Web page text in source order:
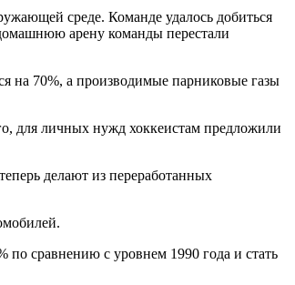
среде. Команде удалось добиться
арену команды перестали
на 70%, а производимые парниковые газы
для личных нужд хоккеистам предложили
делают из переработанных
по сравнению с уровнем 1990 года и стать